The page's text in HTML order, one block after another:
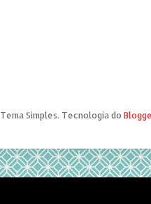
Tema Simples. Tecnologia do